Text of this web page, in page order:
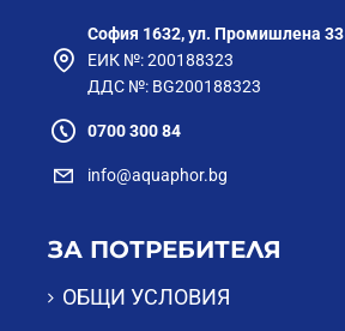
София 1632, ул. Промишлена 33
ЕИК №: 200188323
ДДС №: BG200188323
0700 300 84
info@aquaphor.bg
ЗА ПОТРЕБИТЕЛЯ
ОБЩИ УСЛОВИЯ